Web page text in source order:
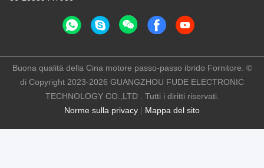
Norme sulla privacy | Mappa del sito
Buona qualità della Cina motore passo-passo ibrido Fornitore. ©
di Copyright 2023-2026 GUANGZHOU FUDE ELECTRONIC
TECHNOLOGY CO.,LTD . Tutti i diritti riservati.